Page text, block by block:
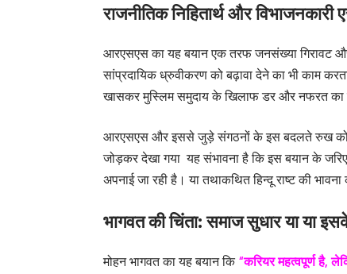
राजनीतिक निहितार्थ और विभाजनकारी
आरएसएस का यह बयान एक तरफ जनसंख्या गिरावट
सांप्रदायिक ध्रुवीकरण को बढ़ावा देने का भी काम
खासकर मुस्लिम समुदाय के खिलाफ डर और नफरत का
आरएसएस और इससे जुड़े संगठनों के इस बदलते रुख को
जोड़कर देखा गया यह संभावना है कि इस बयान के
अपनाई जा रही है। या तथाकथित हिन्दू राष्ट की
भागवत की चिंता: समाज सुधार या या
मोहन भागवत का यह बयान कि “करियर महत्वपूर्ण है,